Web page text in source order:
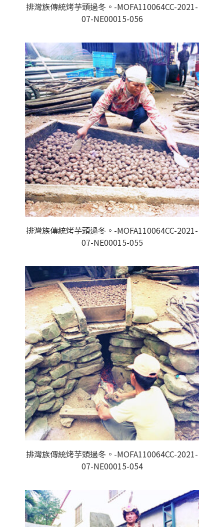
排灣族傳統烤芋頭過冬。-MOFA110064CC-2021-
07-NE00015-056
排灣族傳統烤芋頭過冬。-MOFA110064CC-2021-
07-NE00015-055
排灣族傳統烤芋頭過冬。-MOFA110064CC-2021-
07-NE00015-054